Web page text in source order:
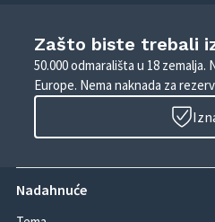
Zašto biste trebali
50.000 odmarališta u 18 zemalja.
Europe. Nema naknada za
Nadahnuće